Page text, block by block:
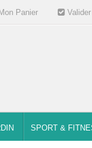
Panier Valider
SPORT &